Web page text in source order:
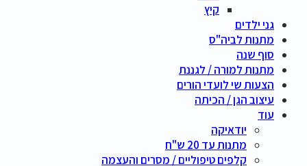
קיץ
גני ילדים
מתנות לביה"ס
סוף שנה
מתנות למורה / לגננת
הצעות שי לועדי הורים
עיצוב הגן / הכיתה
עוד
יודאיקה
מתנות עד 20 ש"ח
קלפים טיפוליים / מסרים והעצמה